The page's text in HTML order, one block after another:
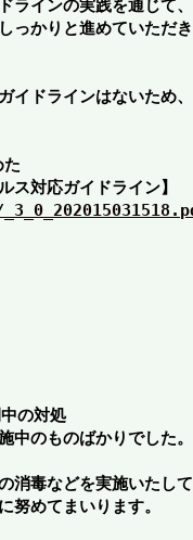
ラインの実践を通じて、
っかりと進めていただき
イドラインはないため、
た
ス対応ガイドライン】
の対処
中のものばかりでした。
毒などを実施いたして
努めてまいります。